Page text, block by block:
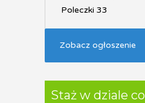
Poleczki 33
Zobacz ogłoszenie
Staż w dziale